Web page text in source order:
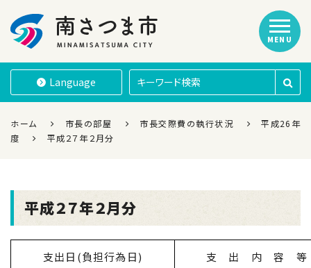
南さつま市
Language
MENU
ホーム 市長の部屋 市長交際費の執行状況
平成26年
度
平成２７年２月分
平成２７年２月分
支出日(負担行為日) 支 出 内 容 等